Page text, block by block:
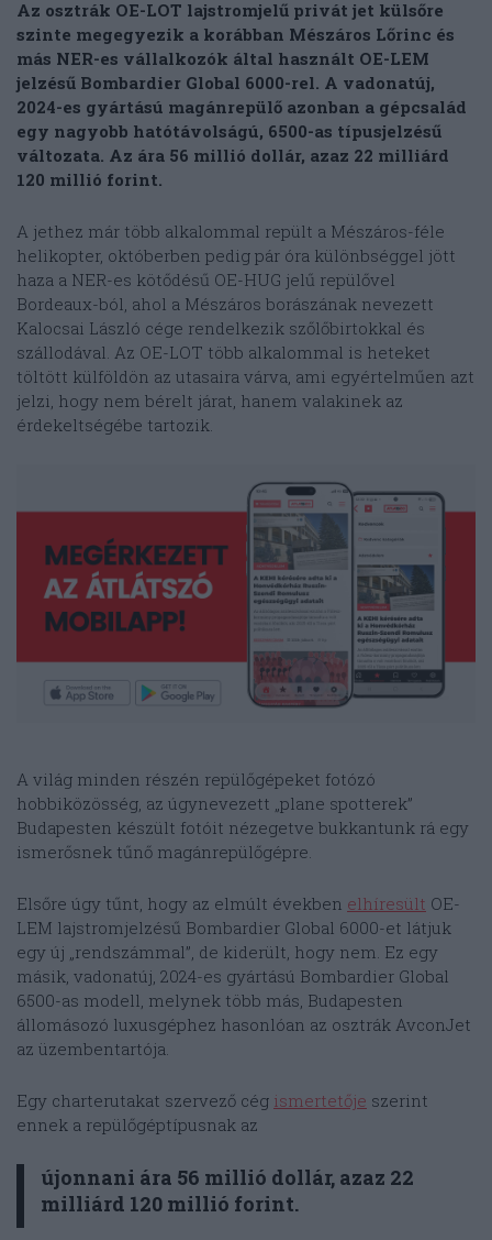
Az osztrák OE-LOT lajstromjelű privát jet külsőre
szinte megegyezik a korábban Mészáros Lőrinc és
más NER-es vállalkozók által használt OE-LEM
jelzésű Bombardier Global 6000-rel. A vadonatúj,
2024-es gyártású magánrepülő azonban a gépcsalád
egy nagyobb hatótávolságú, 6500-as típusjelzésű
változata. Az ára 56 millió dollár, azaz 22 milliárd
120 millió forint.
A jethez már több alkalommal repült a Mészáros-féle
helikopter, októberben pedig pár óra különbséggel jött
haza a NER-es kötődésű OE-HUG jelű repülővel
Bordeaux-ból, ahol a Mészáros borászának nevezett
Kalocsai László cége rendelkezik szőlőbirtokkal és
szállodával. Az OE-LOT több alkalommal is heteket
töltött külföldön az utasaira várva, ami egyértelműen azt
jelzi, hogy nem bérelt járat, hanem valakinek az
érdekeltségébe tartozik.
A világ minden részén repülőgépeket fotózó
hobbiközösség, az úgynevezett „plane spotterek”
Budapesten készült fotóit nézegetve bukkantunk rá egy
ismerősnek tűnő magánrepülőgépre.
Elsőre úgy tűnt, hogy az elmúlt években elhíresült OE-
LEM lajstromjelzésű Bombardier Global 6000-et látjuk
egy új „rendszámmal”, de kiderült, hogy nem. Ez egy
másik, vadonatúj, 2024-es gyártású Bombardier Global
6500-as modell, melynek több más, Budapesten
állomásozó luxusgéphez hasonlóan az osztrák AvconJet
az üzembentartója.
Egy charterutakat szervező cég ismertetője szerint
ennek a repülőgéptípusnak az
újonnani ára 56 millió dollár, azaz 22
milliárd 120 millió forint.